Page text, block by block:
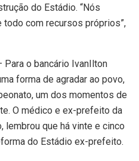
do Estádio. “Nós
com recursos próprios”,
Para o bancário IvanIlton
forma de agradar ao povo,
um dos momentos de
O médico e ex-prefeito da
lembrou que há vinte e cinco
do Estádio ex-prefeito.